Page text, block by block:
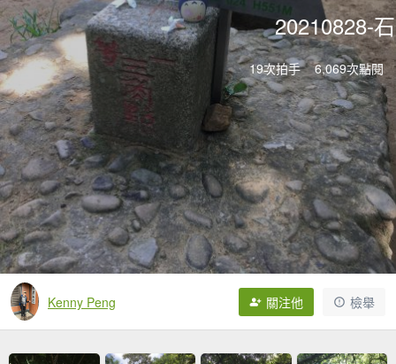
20210828-
19次拍手 6,069次點閱
Kenny Peng 關注他 檢舉